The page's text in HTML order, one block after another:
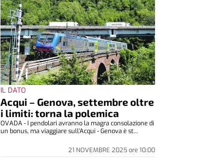
IL DATO
Acqui – Genova, settembre oltre
i limiti: torna la polemica
21 NOVEMBRE 2025ore 10:00
OVADA - I pendolari avranno la magra consolazione di
un bonus, ma viaggiare sull'Acqui - Genova è st...